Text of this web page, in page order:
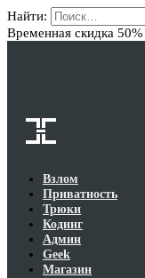
Найти:
Временная скидка 50%
Взлом
Приватность
Трюки
Кодинг
Админ
Geek
Магазин